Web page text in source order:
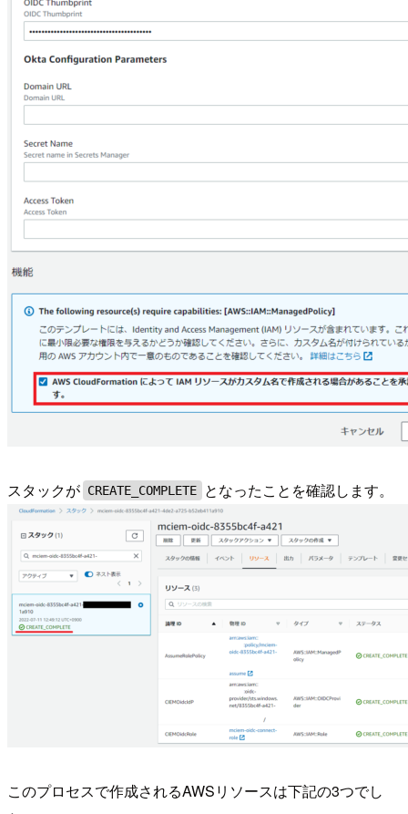
スタックが CREATE_COMPLETE となったことを確認します。
このプロセスで作成されるAWSリソースは下記の3つでし